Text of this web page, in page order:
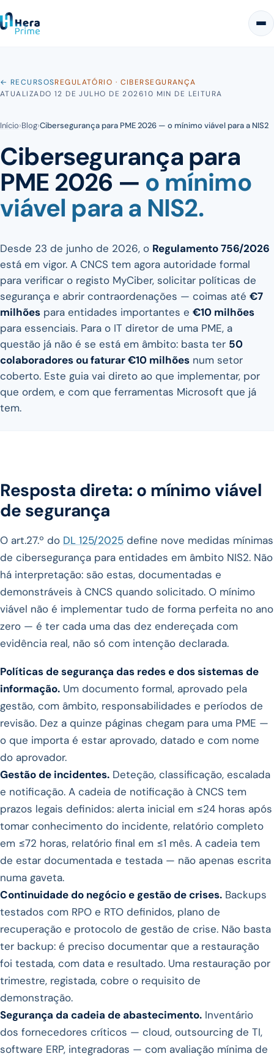
← RECURSOSREGULATÓRIO · CIBERSEGURANÇA
ATUALIZADO 12 DE JULHO DE 202610 MIN DE LEITURA
Início›Blog›Cibersegurança para PME 2026 — o mínimo viável para a NIS2
Cibersegurança para
PME 2026 — o mínimo
viável para a NIS2.
Desde 23 de junho de 2026, o Regulamento 756/2026
está em vigor. A CNCS tem agora autoridade formal
para verificar o registo MyCiber, solicitar políticas de
segurança e abrir contraordenações — coimas até €7
milhões para entidades importantes e €10 milhões
para essenciais. Para o IT diretor de uma PME, a
questão já não é se está em âmbito: basta ter 50
colaboradores ou faturar €10 milhões num setor
coberto. Este guia vai direto ao que implementar, por
que ordem, e com que ferramentas Microsoft que já
tem.
Resposta direta: o mínimo viável
de segurança
O art.27.º do DL 125/2025 define nove medidas mínimas
de cibersegurança para entidades em âmbito NIS2. Não
há interpretação: são estas, documentadas e
demonstráveis à CNCS quando solicitado. O mínimo
viável não é implementar tudo de forma perfeita no ano
zero — é ter cada uma das dez endereçada com
evidência real, não só com intenção declarada.
Políticas de segurança das redes e dos sistemas de
informação. Um documento formal, aprovado pela
gestão, com âmbito, responsabilidades e períodos de
revisão. Dez a quinze páginas chegam para uma PME —
o que importa é estar aprovado, datado e com nome
do aprovador.
Gestão de incidentes. Deteção, classificação, escalada
e notificação. A cadeia de notificação à CNCS tem
prazos legais definidos: alerta inicial em ≤24 horas após
tomar conhecimento do incidente, relatório completo
em ≤72 horas, relatório final em ≤1 mês. A cadeia tem
de estar documentada e testada — não apenas escrita
numa gaveta.
Continuidade do negócio e gestão de crises. Backups
testados com RPO e RTO definidos, plano de
recuperação e protocolo de gestão de crise. Não basta
ter backup: é preciso documentar que a restauração
foi testada, com data e resultado. Uma restauração por
trimestre, registada, cobre o requisito de
demonstração.
Segurança da cadeia de abastecimento. Inventário
dos fornecedores críticos — cloud, outsourcing de TI,
software ERP, integradoras — com avaliação mínima de